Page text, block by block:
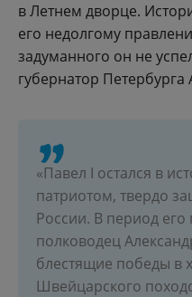
в Летнем дворце.
его недолгому
задуманного он не
губернатор Петербурга
«Павел I остался в
патриотом, твердо
России. В период
полководец
блестящие победы в
Швейцарского